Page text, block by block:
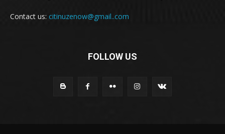
Contact us: citinuzenow@gmail..com
FOLLOW US